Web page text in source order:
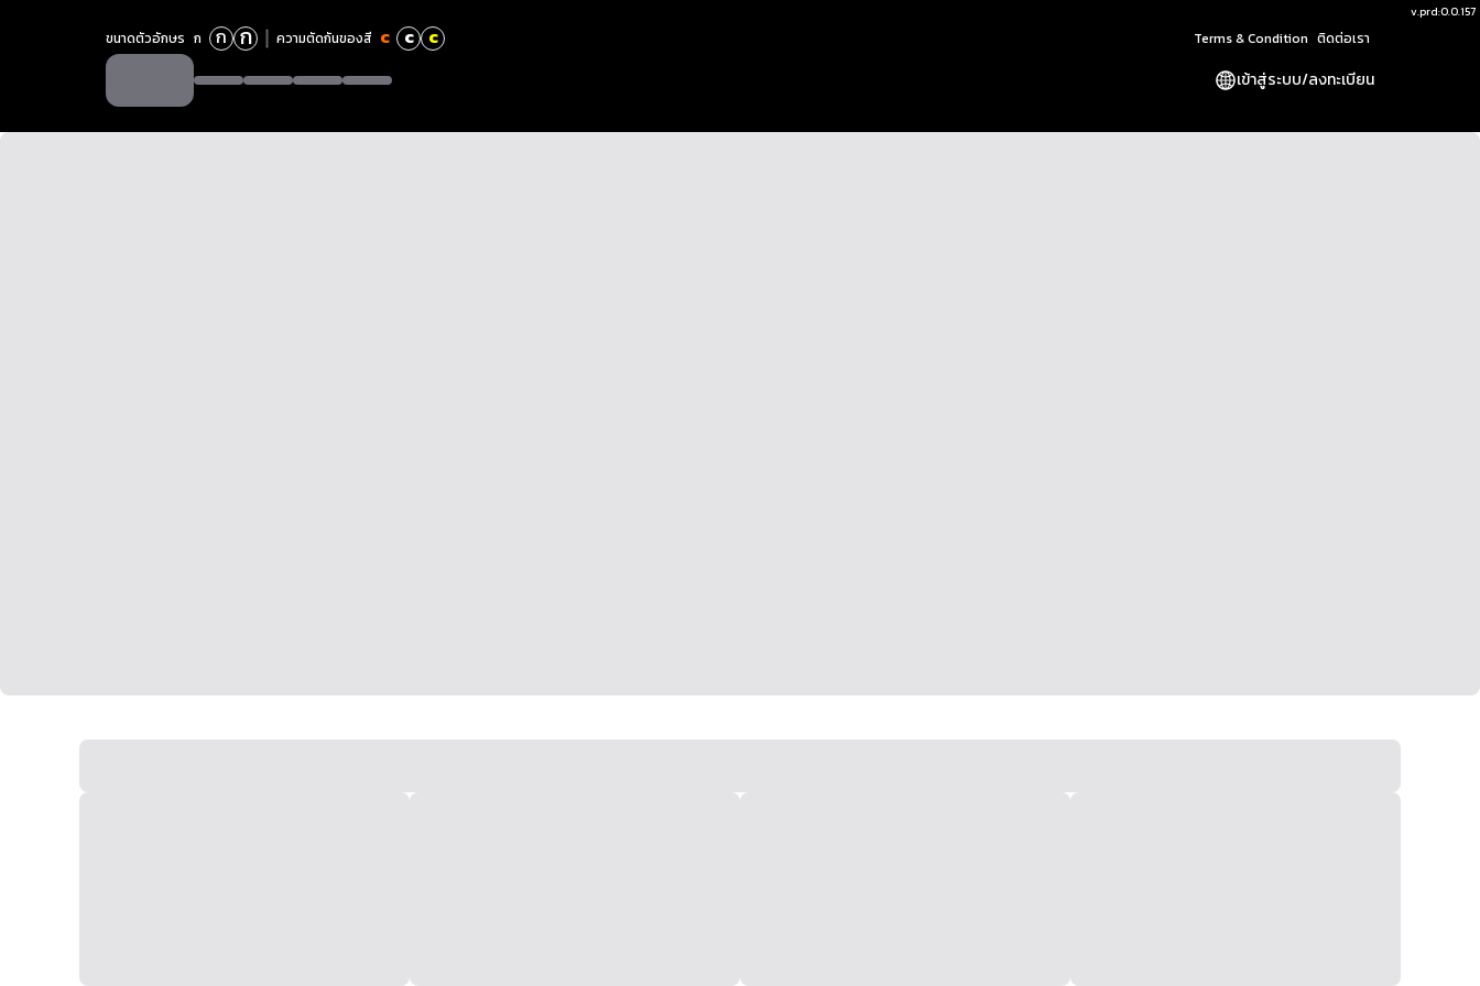
v.prd:0.0.157
ขนาดตัวอักษร ก ก ก ความตัดกันของสี c c c Terms & Condition ติดต่อเรา
เข้าสู่ระบบ/ลงทะเบียน